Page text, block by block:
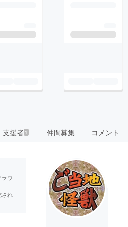
支援者 1 仲間募集 コメント
ウ
され